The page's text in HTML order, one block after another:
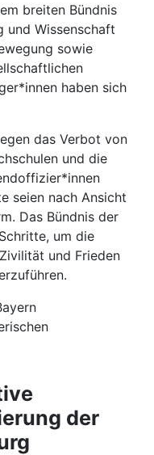
breiten Bündnis
und Wissenschaft
sowie
haben sich
das Verbot von
und die
seien nach Ansicht
Das Bündnis der
um die
und Frieden
der